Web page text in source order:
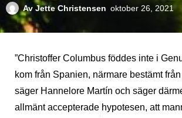
AvJette Christensen oktober 26, 2021
”Christoffer Columbus föddes inte i
kom från Spanien, närmare bestämt från
säger Hannelore Martín och säger
allmänt accepterade hypotesen, att